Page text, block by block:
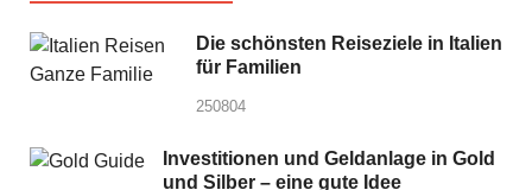
Die schönsten Reiseziele in Italien
für Familien
250804
Investitionen und Geldanlage in Gold
und Silber – eine gute Idee